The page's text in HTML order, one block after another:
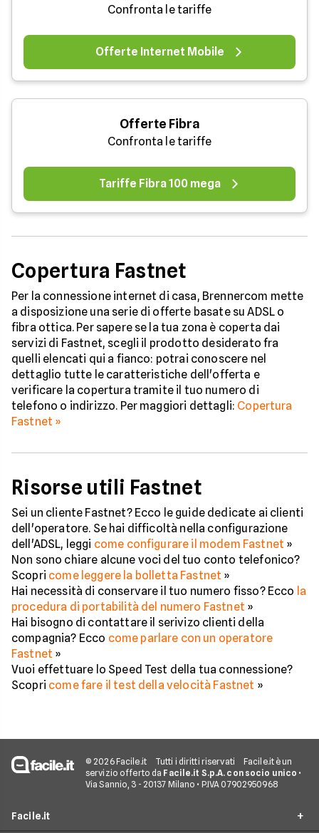
Confronta le tariffe
Offerte Internet Mobile
Offerte Fibra
Confronta le tariffe
Tariffe Fibra 100 mega
Copertura Fastnet
Per la connessione internet di casa, Brennercom mette
a disposizione una serie di offerte basate su ADSL o
fibra ottica. Per sapere se la tua zona è coperta dai
servizi di Fastnet, scegli il prodotto desiderato fra
quelli elencati qui a fianco: potrai conoscere nel
dettaglio tutte le caratteristiche dell'offerta e
verificare la copertura tramite il tuo numero di
telefono o indirizzo. Per maggiori dettagli: Copertura
Fastnet »
Risorse utili Fastnet
Sei un cliente Fastnet? Ecco le guide dedicate ai clienti
dell'operatore. Se hai difficoltà nella configurazione
dell'ADSL, leggi come configurare il modem Fastnet »
Non sono chiare alcune voci del tuo conto telefonico?
Scopri come leggere la bolletta Fastnet »
Hai necessità di conservare il tuo numero fisso? Ecco la
procedura di portabilità del numero Fastnet »
Hai bisogno di contattare il serivizo clienti della
compagnia? Ecco come parlare con un operatore
Fastnet »
Vuoi effettuare lo Speed Test della tua connessione?
Scopri come fare il test della velocità Fastnet »
© 2026 Facile.it Tutti i diritti riservati
Facile.it è un
servizio offerto da Facile.it S.p.A. con socio unico •
Via Sannio, 3 - 20137 Milano • P.IVA 07902950968
Facile.it